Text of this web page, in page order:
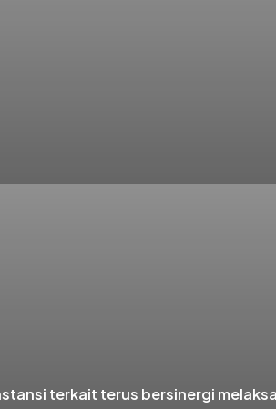
terkait terus bersinergi